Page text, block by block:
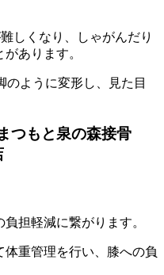
しくなり、しゃがんだり
あります。
ように変形し、見た目
つもと泉の森接骨
担軽減に繋がります。
重管理を行い、膝への負